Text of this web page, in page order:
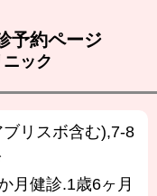
予約ページ
ック
リスボ含む),7-8
月健診.1歳6ヶ月